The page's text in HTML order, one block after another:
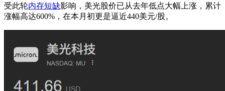
受此轮内存短缺影响，美光股价已从去年低点大幅上涨，累计
涨幅高达600%，在本月初更是逼近440美元/股。